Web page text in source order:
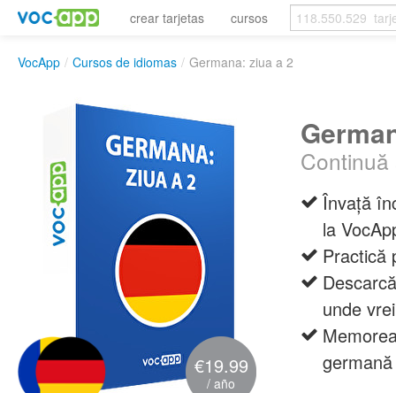
crear tarjetas cursos
VocApp / Cursos de idiomas / Germana: ziua a 2
€19.99
/ año
Învață
la
Practică
unde